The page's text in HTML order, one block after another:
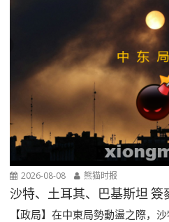
2026-08-08 熊猫时报
沙特、土耳其、巴基斯坦 簽
【政局】在中東局勢動盪之際，沙